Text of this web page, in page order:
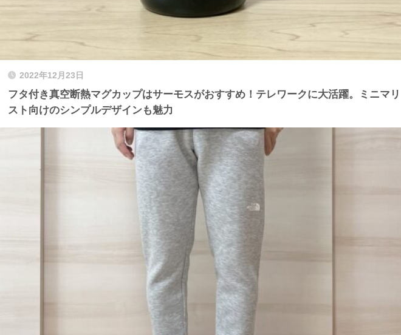
2022年12月23日
フタ付き真空断熱マグカップはサーモスがおすすめ！テレワークに大活躍。ミニマリ
スト向けのシンプルデザインも魅力